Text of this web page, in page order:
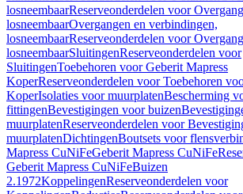
losneembaarReserveonderdelen voor
losneembaarOvergangen en verbindingen,
losneembaarReserveonderdelen voor
losneembaarSluitingenReserveonderdelen voor
SluitingenToebehoren voor Geberit Mapress
KoperReserveonderdelen voor Toebehoren
KoperIsolaties voor muurplatenBescherming
fittingenBevestigingen voor buizen
muurplatenReserveonderdelen voor
muurplatenDichtingenBoutsets voor
Mapress CuNiFeGeberit Mapress CuNiFe
Geberit Mapress CuNiFeBuizen
2.1972KoppelingenReserveonderdelen voor